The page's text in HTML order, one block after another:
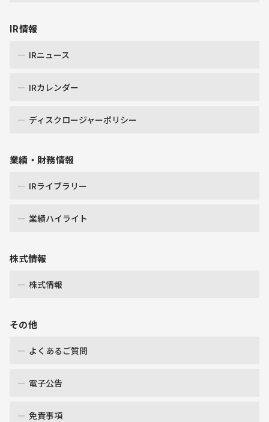
IR情報
IRニュース
IRカレンダー
ディスクロージャーポリシー
業績・財務情報
IRライブラリー
業績ハイライト
株式情報
株式情報
その他
よくあるご質問
電子公告
免責事項